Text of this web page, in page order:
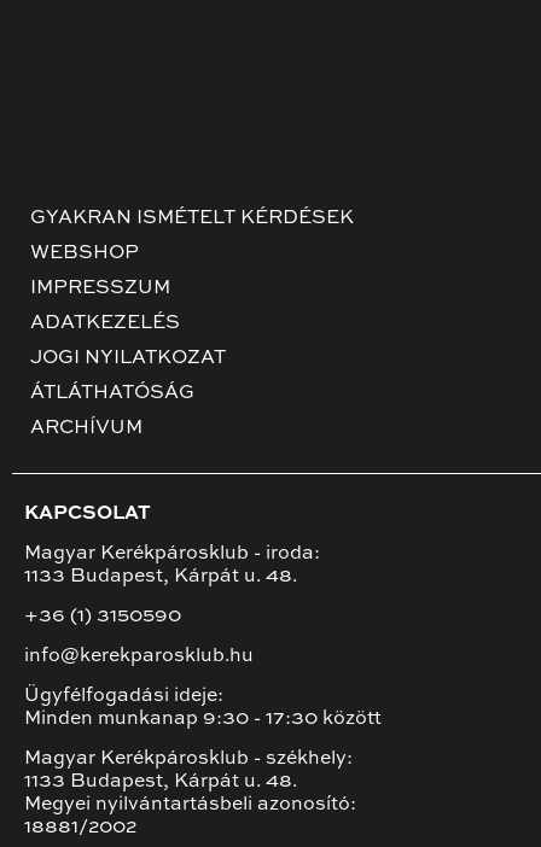
GYAKRAN ISMÉTELT KÉRDÉSEK
WEBSHOP
IMPRESSZUM
ADATKEZELÉS
JOGI NYILATKOZAT
ÁTLÁTHATÓSÁG
ARCHÍVUM
KAPCSOLAT
Magyar Kerékpárosklub - iroda:
1133 Budapest, Kárpát u. 48.
+36 (1) 3150590
info@kerekparosklub.hu
Ügyfélfogadási ideje:
Minden munkanap 9:30 - 17:30 között
Magyar Kerékpárosklub - székhely:
1133 Budapest, Kárpát u. 48.
Megyei nyilvántartásbeli azonosító:
18881/2002